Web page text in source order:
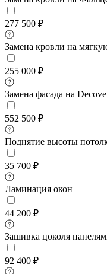
277 500 ₽
Замена кровли на
255 000 ₽
Замена фасада на
552 500 ₽
Поднятие высоты
35 700 ₽
Ламинация окон
44 200 ₽
Зашивка цоколя
92 400 ₽